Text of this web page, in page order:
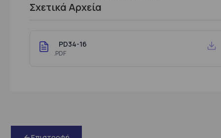
Σχετικά Αρχεία
PD34-16
.PDF